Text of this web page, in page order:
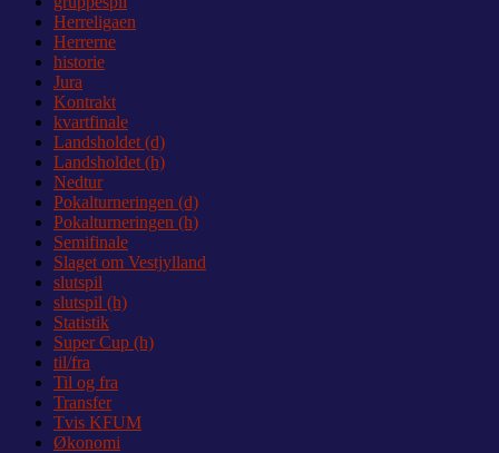
Herreligaen
Herrerne
historie
Jura
Kontrakt
kvartfinale
Landsholdet (d)
Landsholdet (h)
Nedtur
Pokalturneringen (d)
Pokalturneringen (h)
Semifinale
Slaget om Vestjylland
slutspil
slutspil (h)
Statistik
Super Cup (h)
til/fra
Til og fra
Transfer
Tvis KFUM
Økonomi